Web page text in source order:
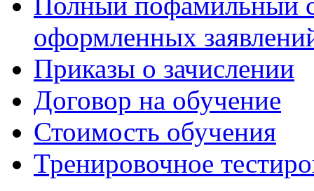
оформленных
Приказы о зачислении
Договор на обучение
Стоимость обучения
Тренировочное